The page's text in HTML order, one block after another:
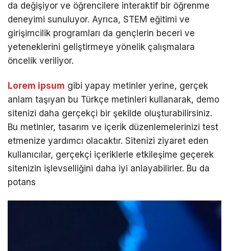
da değişiyor ve öğrencilere interaktif bir öğrenme
deneyimi sunuluyor. Ayrıca, STEM eğitimi ve
girişimcilik programları da gençlerin beceri ve
yeteneklerini geliştirmeye yönelik çalışmalara
öncelik veriliyor.
Lorem ipsum gibi yapay metinler yerine, gerçek
anlam taşıyan bu Türkçe metinleri kullanarak, demo
sitenizi daha gerçekçi bir şekilde oluşturabilirsiniz.
Bu metinler, tasarım ve içerik düzenlemelerinizi test
etmenize yardımcı olacaktır. Sitenizi ziyaret eden
kullanıcılar, gerçekçi içeriklerle etkileşime geçerek
sitenizin işlevselliğini daha iyi anlayabilirler. Bu da
potans